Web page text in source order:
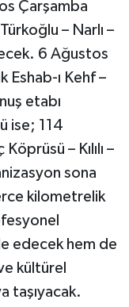
Çarşamba
– Narlı –
6 Ağustos
Eshab-ı Kehf –
etabı
ise; 114
– Kılılı –
sona
kilometrelik
edecek hem de
kültürel
taşıyacak.